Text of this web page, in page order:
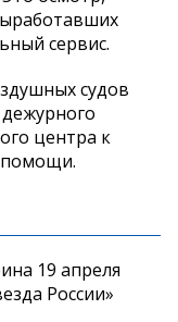
сервис.
судов
центра к
помощи.
19 апреля
России»